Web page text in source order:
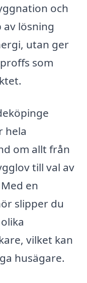
och
lösning
utan ger
som
hela
om allt från
till val av
en
slipper du
vilket kan
husägare.